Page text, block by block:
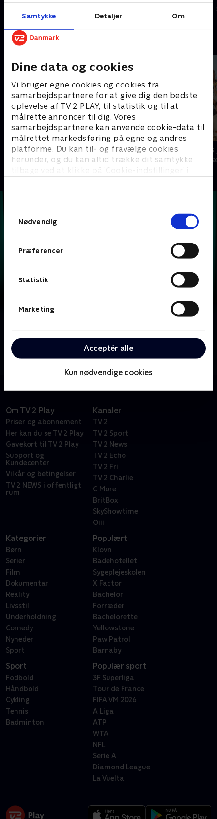
Samtykke Detaljer Om
Dine data og cookies
Vi bruger egne cookies og cookies fra
samarbejdspartnere for at give dig den bedste
oplevelse af TV 2 PLAY, til statistik og til at
målrette annoncer til dig. Vores
samarbejdspartnere kan anvende cookie-data til
målrettet markedsføring på egne og andres
platforme. Du kan til- og fravælge cookies
herunder, og du kan altid trække dit samtykke
tilbage ved at klikke på ’Cookie-indstillinger’ i
Nødvendig
Præferencer
Statistik
Marketing
Acceptér alle
Kun nødvendige cookies
Villum Jensen og skuespiller
Jonas Schmidt ud af, når de
Brian Mørk og Lise Baastrup
Andre så også
Hvem vil være millionær? Classic
Quiz-shows • 12 sæsoner
24
TV-Shows • 1
Lasse Rimmer er vært, når to hold kendte danskere
skal bluffe, gætte, købe og sælge sig igennem en
masse loppefund i håbet om at tjene flest penge.
Om TV 2 Play
Priser og abonnement
Her kan du se TV 2 Play
Gavekort til TV 2 Play
Support og
Kundecenter
Vilkår og betingelser
TV 2 NEWS i offentligt
rum
Kanaler
TV 2
TV 2 Sport
TV 2 News
TV 2 Echo
TV 2 Fri
TV 2 Charlie
C More
BritBox
SkyShowtime
Oiii
Kategorier
Børn
Serier
Film
Dokumentar
Reality
Livsstil
Underholdning
Comedy
Nyheder
Sport
Populært
Klovn
Badehotellet
Sygeplejeskolen
X Factor
Bachelor
Forræder
Bachelorette
Yellowstone
Paw Patrol
Barnaby
Sport
Fodbold
Håndbold
Cykling
Tennis
Badminton
Populær sport
3F Superliga
Tour de France
FIFA VM 2026
A Liga
ATP
WTA
NFL
Serie A
Diamond League
La Vuelta